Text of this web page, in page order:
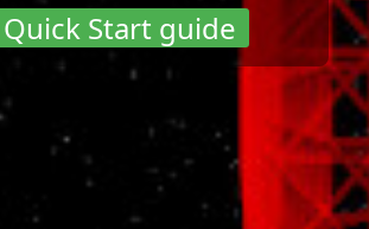
Quick Start guide